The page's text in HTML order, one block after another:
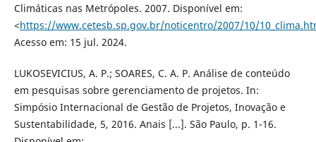
Climáticas nas Metrópoles. 2007. Disponível em:
<https://www.cetesb.sp.gov.br/noticentro/2007/10/
Acesso em: 15 jul. 2024.
LUKOSEVICIUS, A. P.; SOARES, C. A. P. Análise de conteúdo
em pesquisas sobre gerenciamento de projetos. In:
Simpósio Internacional de Gestão de Projetos, Inovação e
Sustentabilidade, 5, 2016. Anais [...]. São Paulo, p. 1-16.